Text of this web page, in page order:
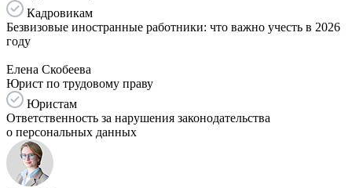
Кадровикам
Безвизовые иностранные работники: что важно учесть в 2026
году
Елена Скобеева
Юрист по трудовому праву
Юристам
Ответственность за нарушения законодательства
о персональных данных